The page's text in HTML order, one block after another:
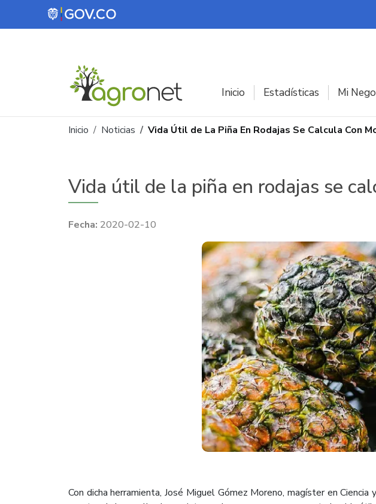
Pasar al contenido principal
Inicio Estadísticas Mi
Ruta de navegación
Inicio Noticias Vida Útil de La Piña En Rodajas Se Calcula Con
Vida útil de la piña en rodajas se
2020-02-10
Con dicha herramienta, José Miguel Gómez Moreno, magíster en